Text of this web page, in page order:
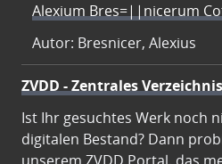
Alexium Bres=||nicerum
Autor: Bresnicer, Alexius
ZVDD - Zentrales
Ist Ihr gesuchtes Werk noch
digitalen Bestand? Dann